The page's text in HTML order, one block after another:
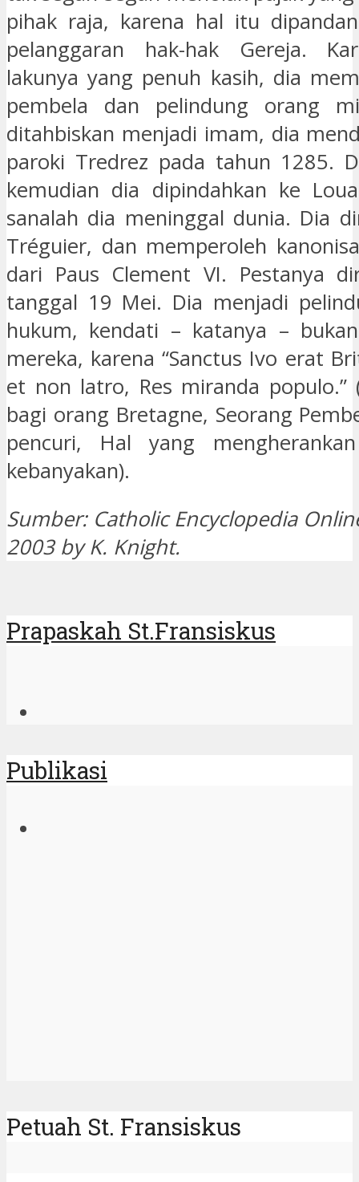
pihak raja, karena hal itu
pelanggaran hak-hak Gereja.
lakunya yang penuh kasih, dia
pembela dan pelindung orang
ditahbiskan menjadi imam, dia
paroki Tredrez pada tahun 1285.
kemudian dia dipindahkan ke
sanalah dia meninggal dunia. Dia
Tréguier, dan memperoleh
dari Paus Clement VI. Pestanya
tanggal 19 Mei. Dia menjadi
hukum, kendati – katanya –
mereka, karena “Sanctus Ivo erat
et non latro, Res miranda populo.”
bagi orang Bretagne, Seorang
pencuri, Hal yang
kebanyakan).
Sumber: Catholic Encyclopedia
2003 by K. Knight.
Prapaskah St.Fransiskus
Publikasi
Petuah St. Fransiskus